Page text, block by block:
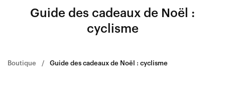
Guide des cadeaux de Noël :
cyclisme
Boutique Guide des cadeaux de Noël : cyclisme